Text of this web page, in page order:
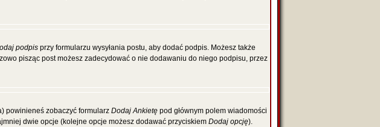
podpis przy formularzu wysyłania postu, aby dodać podpis. Możesz także
pisząc post możesz zadecydować o nie dodawaniu do niego podpisu, przez
powinieneś zobaczyć formularz Dodaj Ankietę pod głównym polem wiadomości
dwie opcje (kolejne opcje możesz dodawać przyciskiem Dodaj opcję).